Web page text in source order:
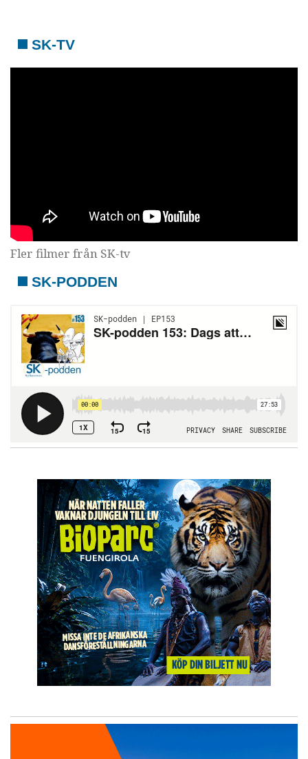
SK-TV
Fler filmer från SK-tv
SK-PODDEN